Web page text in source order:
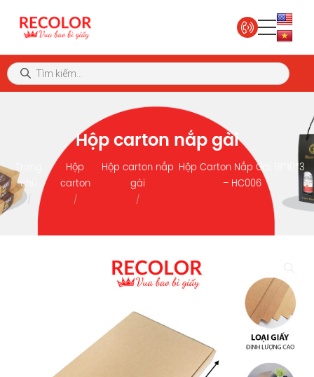
Hộp carton nắp gài
chủ
Hộp
carton
Hộp carton nắp
gài
Hộp Carton Nắp Gài 18*10*3
– HC006